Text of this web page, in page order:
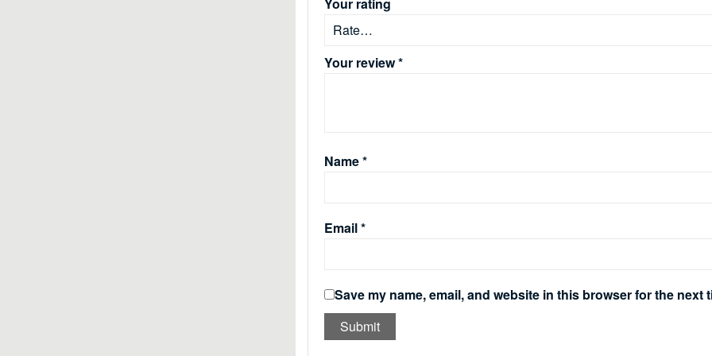
Your review*
Name*
Email*
Save my name, email, and website in this browser for the next